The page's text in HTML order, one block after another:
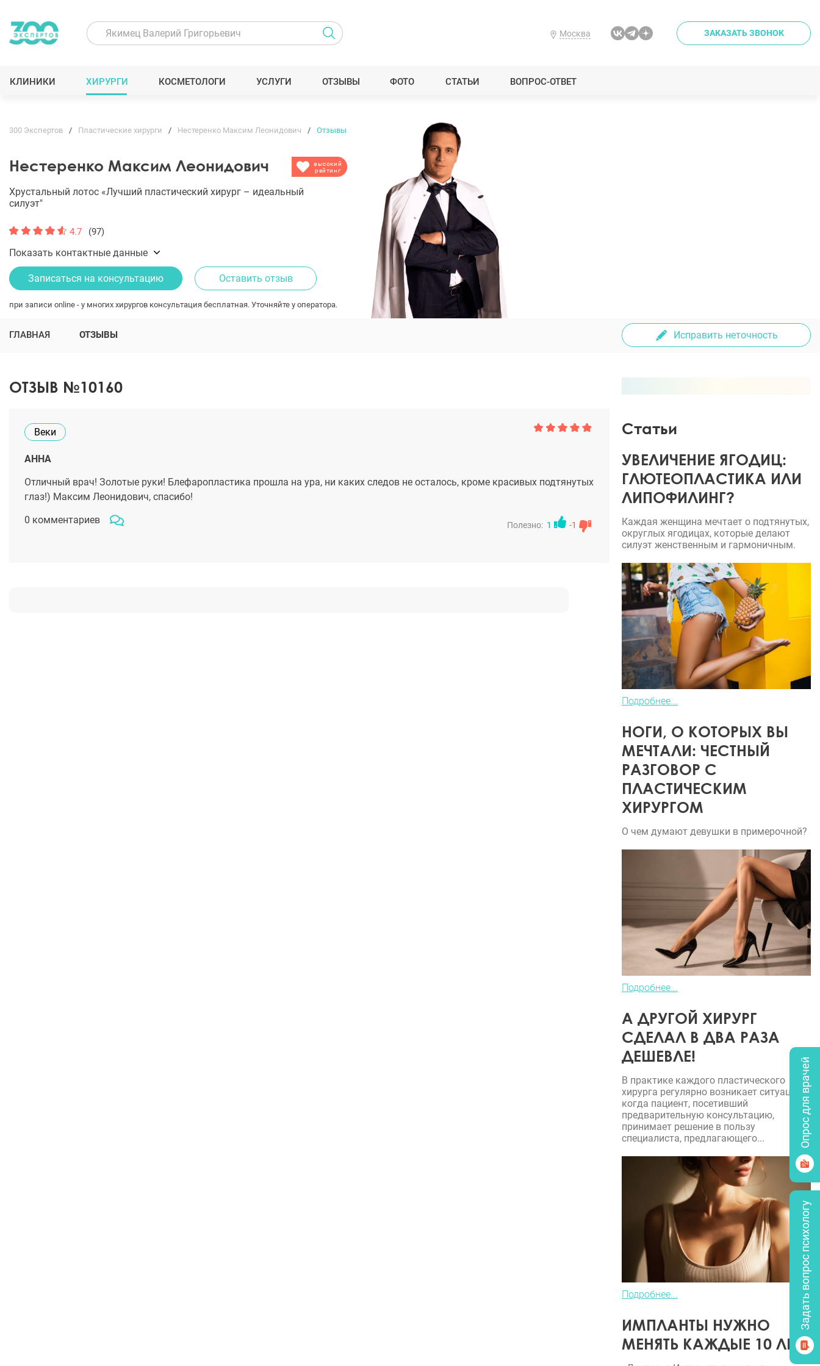
Москва ЗАКАЗАТЬ ЗВОНОК
КЛИНИКИ ХИРУРГИ КОСМЕТОЛОГИ УСЛУГИ ОТЗЫВЫ ФОТО СТАТЬИ ВОПРОС-ОТВЕТ
300 Экспертов Пластические хирурги Нестеренко Максим Леонидович Отзывы
Нестеренко Максим Леонидович
высокий
рейтинг
Хрустальный лотос «Лучший пластический хирург – идеальный
силуэт"
4.7 (97)
Показать контактные данные
Записаться на консультацию Оставить отзыв
при записи online - у многих хирургов консультация бесплатная. Уточняйте у оператора.
ГЛАВНАЯ ОТЗЫВЫ Исправить неточность
ОТЗЫВ №10160
Веки
АННА
Отличный врач! Золотые руки! Блефаропластика прошла на ура, ни каких следов не осталось, кроме красивых подтянутых
глаз!) Максим Леонидович, спасибо!
0 комментариев
Полезно: 1 -1
Статьи
УВЕЛИЧЕНИЕ ЯГОДИЦ:
ГЛЮТЕОПЛАСТИКА ИЛИ
ЛИПОФИЛИНГ?
Каждая женщина мечтает о подтянутых,
округлых ягодицах, которые делают
силуэт женственным и гармоничным.
Подробнее...
НОГИ, О КОТОРЫХ ВЫ
МЕЧТАЛИ: ЧЕСТНЫЙ
РАЗГОВОР С
ПЛАСТИЧЕСКИМ
ХИРУРГОМ
О чем думают девушки в примерочной?
Подробнее...
А ДРУГОЙ ХИРУРГ
СДЕЛАЛ В ДВА РАЗА
ДЕШЕВЛЕ!
В практике каждого пластического
хирурга регулярно возникает ситуация,
когда пациент, посетивший
предварительную консультацию,
принимает решение в пользу
специалиста, предлагающего...
Подробнее...
ИМПЛАНТЫ НУЖНО
МЕНЯТЬ КАЖДЫЕ 10 ЛЕТ?
Опрос для врачей
Задать вопрос психологу